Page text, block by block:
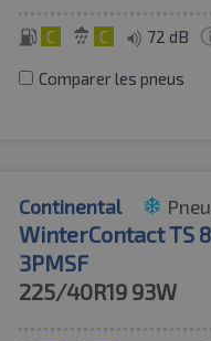
C C 72 dB
Comparer les pneus
Continental
WinterContact TS
3PMSF
225/40R19 93W